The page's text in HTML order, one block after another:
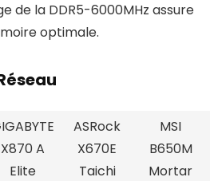
de la DDR5-6000MHz assure
optimale.
X870 A
Elite
ASRock
X670E
Taichi
MSI
B650M
Mortar